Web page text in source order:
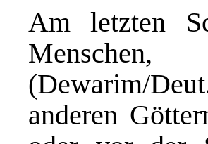
Am letzten
(Dewarim/
anderen